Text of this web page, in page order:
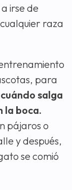
irse de
raza
para
salga
la boca.
pájaros o
y después,
se comió